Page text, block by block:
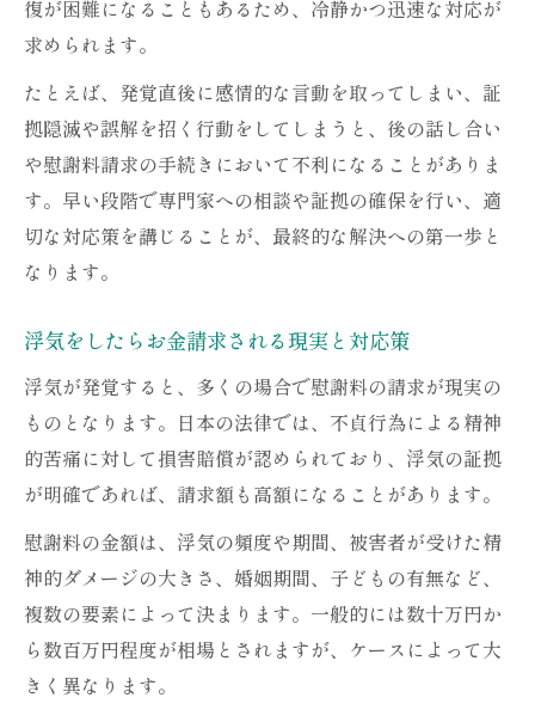
復が困難になることもあるため、冷静かつ迅速な対応が
求められます。
たとえば、発覚直後に感情的な言動を取ってしまい、証
拠隠滅や誤解を招く行動をしてしまうと、後の話し合い
や慰謝料請求の手続きにおいて不利になることがありま
す。早い段階で専門家への相談や証拠の確保を行い、適
切な対応策を講じることが、最終的な解決への第一歩と
なります。
浮気をしたらお金請求される現実と対応策
浮気が発覚すると、多くの場合で慰謝料の請求が現実の
ものとなります。日本の法律では、不貞行為による精神
的苦痛に対して損害賠償が認められており、浮気の証拠
が明確であれば、請求額も高額になることがあります。
慰謝料の金額は、浮気の頻度や期間、被害者が受けた精
神的ダメージの大きさ、婚姻期間、子どもの有無など、
複数の要素によって決まります。一般的には数十万円か
ら数百万円程度が相場とされますが、ケースによって大
きく異なります。